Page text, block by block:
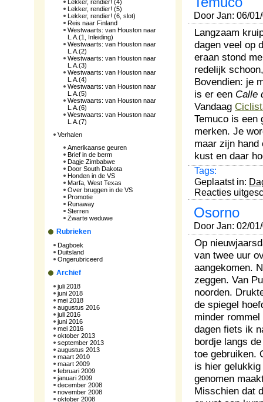
Lekker, rendier! (4)
Lekker, rendier! (5)
Lekker, rendier! (6, slot)
Reis naar Finland
Westwaarts: van Houston naar
L.A.(1, Inleiding)
Westwaarts: van Houston naar
L.A.(2)
Westwaarts: van Houston naar
L.A.(3)
Westwaarts: van Houston naar
L.A.(4)
Westwaarts: van Houston naar
L.A.(5)
Westwaarts: van Houston naar
L.A.(6)
Westwaarts: van Houston naar
L.A.(7)
Verhalen
Amerikaanse geuren
Brief in de berm
Dagje Zimbabwe
Door South Dakota
Honden in de VS
Marfa, West Texas
Over bruggen in de VS
Promotie
Runaway
Sterren
Zwarte weduwe
Rubrieken
Dagboek
Duitsland
Ongerubriceerd
Archief
juli 2018
juni 2018
mei 2018
augustus 2016
juli 2016
juni 2016
mei 2016
oktober 2013
september 2013
augustus 2013
maart 2010
maart 2009
februari 2009
januari 2009
december 2008
november 2008
oktober 2008
Door Jan: 06/
Langzaam
dagen veel op
eraan stond
redelijk
Bovendien: je
is er een Calle
Vandaag
Temuco is een
merken. Je
maar zijn hand
kust en daar
Tags:
Geplaatst in:
Reacties
Osorno
Door Jan: 02/
Op
van twee uur
aangekomen.
zeggen. Van
noorden.
de spiegel
minder
dagen fiets ik
bordje langs
toe gebruiken.
is hier
genomen
Misschien dat